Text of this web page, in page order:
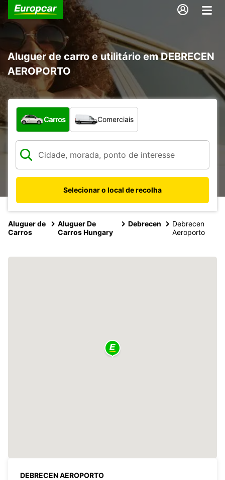
Aluguer de carro e utilitário em DEBRECEN
AEROPORTO
Que tipo de veículo pretende?
Carros Comerciais
Selecionar o local de recolha
Aluguer de
Carros
Aluguer De
Carros Hungary
Debrecen
Debrecen
Aeroporto
DEBRECEN AEROPORTO